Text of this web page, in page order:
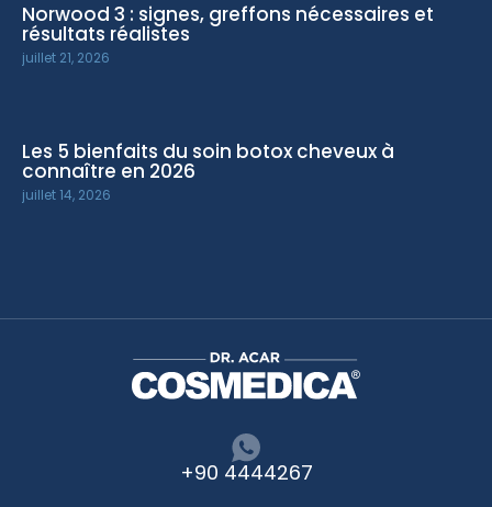
Norwood 3 : signes, greffons nécessaires et
résultats réalistes
juillet 21, 2026
Les 5 bienfaits du soin botox cheveux à
connaître en 2026
juillet 14, 2026
+90 4444267